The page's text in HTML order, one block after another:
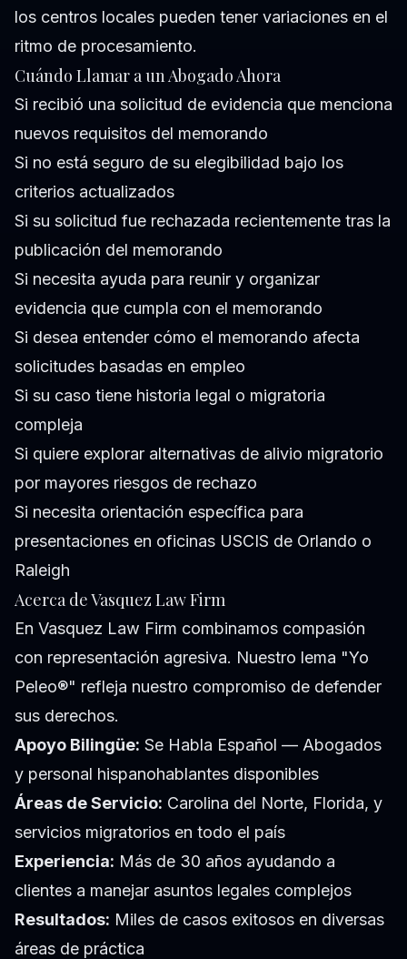
los centros locales pueden tener variaciones en el
ritmo de procesamiento.
Cuándo Llamar a un Abogado Ahora
Si recibió una solicitud de evidencia que menciona
nuevos requisitos del memorando
Si no está seguro de su elegibilidad bajo los
criterios actualizados
Si su solicitud fue rechazada recientemente tras la
publicación del memorando
Si necesita ayuda para reunir y organizar
evidencia que cumpla con el memorando
Si desea entender cómo el memorando afecta
solicitudes basadas en empleo
Si su caso tiene historia legal o migratoria
compleja
Si quiere explorar alternativas de alivio migratorio
por mayores riesgos de rechazo
Si necesita orientación específica para
presentaciones en oficinas USCIS de Orlando o
Raleigh
Acerca de Vasquez Law Firm
En Vasquez Law Firm combinamos compasión
con representación agresiva. Nuestro lema "Yo
Peleo®" refleja nuestro compromiso de defender
sus derechos.
Apoyo Bilingüe: Se Habla Español — Abogados
y personal hispanohablantes disponibles
Áreas de Servicio: Carolina del Norte, Florida, y
servicios migratorios en todo el país
Experiencia: Más de 30 años ayudando a
clientes a manejar asuntos legales complejos
Resultados: Miles de casos exitosos en diversas
áreas de práctica